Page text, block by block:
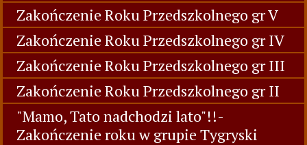
Zakończenie Roku Przedszkolnego gr V
Zakończenie Roku Przedszkolnego gr IV
Zakończenie Roku Przedszkolnego gr III
Zakończenie Roku Przedszkolnego gr II
"Mamo, Tato nadchodzi lato"!!-
Zakończenie roku w grupie Tygryski